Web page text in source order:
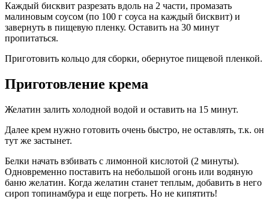
Каждый бисквит разрезать вдоль на 2 части, промазать
малиновым соусом (по 100 г соуса на каждый бисквит) и
завернуть в пищевую пленку. Оставить на 30 минут
пропитаться.
Приготовить кольцо для сборки, обернутое пищевой пленкой.
Приготовление крема
Желатин залить холодной водой и оставить на 15 минут.
Далее крем нужно готовить очень быстро, не оставлять, т.к. он
тут же застынет.
Белки начать взбивать с лимонной кислотой (2 минуты).
Одновременно поставить на небольшой огонь или водяную
баню желатин. Когда желатин станет теплым, добавить в него
сироп топинамбура и еще погреть. Но не кипятить!